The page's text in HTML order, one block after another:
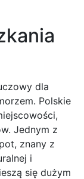
dla
Polskie
Jednym z
znany z
i
się dużym